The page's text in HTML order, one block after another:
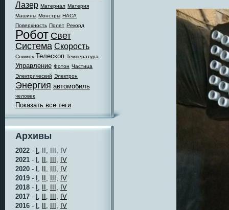
Лазер Материал Материя
Машины Монстры НАСА
Поверхность Полет Рекорд
Робот Свет
Система Скорость
Снимок Телескоп Температура
Управление Фотон Частица
Электрический Электрон
Энергия автомобиль
человек
Показать все теги
Архивы
2022 - I, II, III, IV
2021 - I, II, III, IV
2020 - I, II, III, IV
2019 - I, II, III, IV
2018 - I, II, III, IV
2017 - I, II, III, IV
2016 - I, II, III, IV